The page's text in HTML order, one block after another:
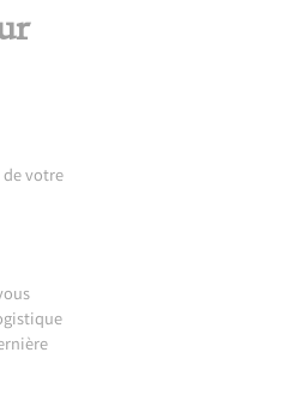
votre